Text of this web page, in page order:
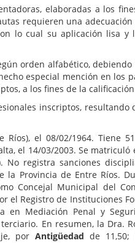
elaboradas a los fines
requieren una
lo cual su aplicación lisa
orden alfabético, debiendo
especial mención en los
a los fines de la
inscriptos, resultando
Ríos), el 08/02/1964. Tiene
el 14/03/2003. Se matriculó
No registra sanciones
Provincia de Entre Ríos.
Concejal Municipal del
el Registro de Instituciones
en Mediación Penal y
En resumen, la Dra.
por Antigüedad de